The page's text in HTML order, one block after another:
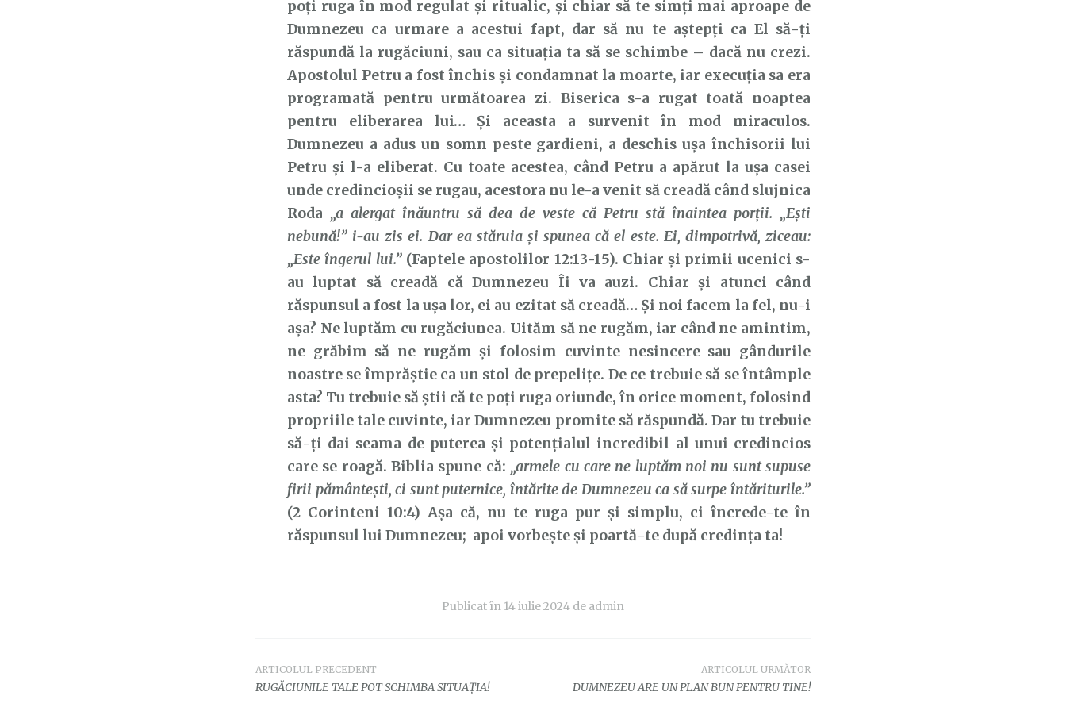
poți ruga în mod regulat și ritualic, și chiar să te simți mai aproape de
Dumnezeu ca urmare a acestui fapt, dar să nu te aștepți ca El să-ți
răspundă la rugăciuni, sau ca situația ta să se schimbe – dacă nu crezi.
Apostolul Petru a fost închis și condamnat la moarte, iar execuția sa era
programată pentru următoarea zi. Biserica s-a rugat toată noaptea
pentru eliberarea lui… Și aceasta a survenit în mod miraculos.
Dumnezeu a adus un somn peste gardieni, a deschis ușa închisorii lui
Petru și l-a eliberat. Cu toate acestea, când Petru a apărut la ușa casei
unde credincioșii se rugau, acestora nu le-a venit să creadă când slujnica
Roda „a alergat înăuntru să dea de veste că Petru stă înaintea porţii. „Eşti
nebună!” i-au zis ei. Dar ea stăruia şi spunea că el este. Ei, dimpotrivă, ziceau:
„Este îngerul lui.”(Faptele apostolilor 12:13-15). Chiar și primii ucenici s-
au luptat să creadă că Dumnezeu Îi va auzi. Chiar și atunci când
răspunsul a fost la ușa lor, ei au ezitat să creadă… Și noi facem la fel, nu-i
așa? Ne luptăm cu rugăciunea. Uităm să ne rugăm, iar când ne amintim,
ne grăbim să ne rugăm și folosim cuvinte nesincere sau gândurile
noastre se împrăștie ca un stol de prepelițe. De ce trebuie să se întâmple
asta? Tu trebuie să știi că te poți ruga oriunde, în orice moment, folosind
propriile tale cuvinte, iar Dumnezeu promite să răspundă. Dar tu trebuie
să-ți dai seama de puterea și potențialul incredibil al unui credincios
care se roagă. Biblia spune că: „armele cu care ne luptăm noi nu sunt supuse
firii pământeşti, ci sunt puternice, întărite de Dumnezeu ca să surpe întăriturile.”
(2 Corinteni 10:4) Așa că, nu te ruga pur și simplu, ci încrede-te în
răspunsul lui Dumnezeu; apoi vorbește și poartă-te după credința ta!
Publicat în 14 iulie 2024 de admin
Navigare
ARTICOLUL PRECEDENT
RUGĂCIUNILE TALE POT SCHIMBA SITUAȚIA!
ARTICOLUL URMĂTOR
DUMNEZEU ARE UN PLAN BUN PENTRU TINE!